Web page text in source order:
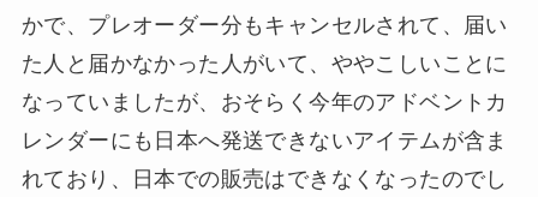
かで、プレオーダー分もキャンセルされて、届い
た人と届かなかった人がいて、ややこしいことに
なっていましたが、おそらく今年のアドベントカ
レンダーにも日本へ発送できないアイテムが含ま
れており、日本での販売はできなくなったのでし